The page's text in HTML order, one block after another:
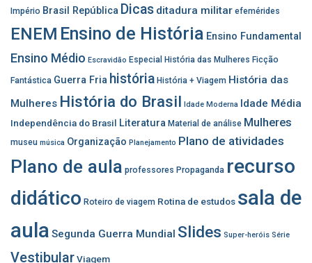
Império Brasil República Dicas ditadura militar efemérides
ENEM Ensino de História Ensino Fundamental
Ensino Médio Escravidão Especial História das Mulheres Ficção
Fantástica Guerra Fria história História + Viagem História das
Mulheres História do Brasil Idade Moderna Idade Média
Independência do Brasil Literatura Material de análise Mulheres
museu música Organização Planejamento Plano de atividades
Plano de aula professores Propaganda recurso
didático Roteiro de viagem Rotina de estudos sala de
aula Segunda Guerra Mundial Slides Super-heróis Série
VestibularViagem